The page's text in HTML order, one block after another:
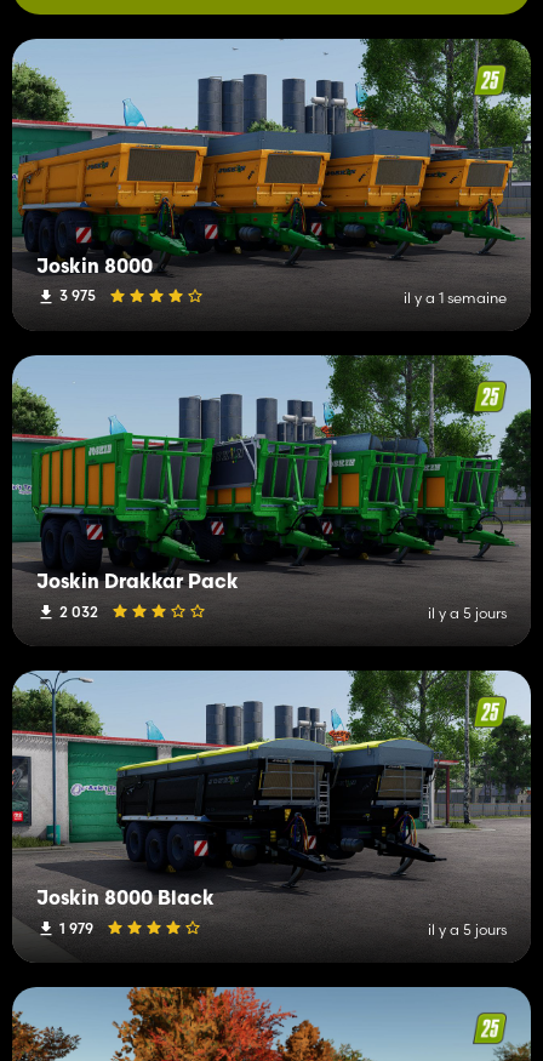
Joskin 8000
3 975 il y a 1 semaine
Joskin Drakkar Pack
2 032 il y a 5 jours
Joskin 8000 Black
1 979 il y a 5 jours